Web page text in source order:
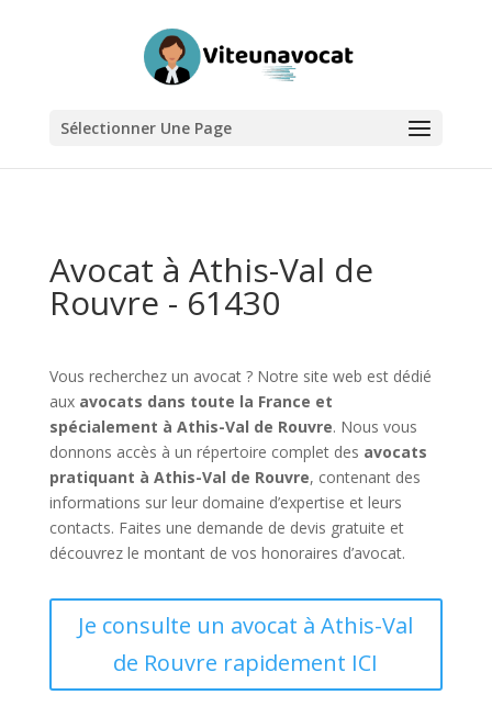
Sélectionner Une Page
Avocat à Athis-Val de
Rouvre - 61430
Vous recherchez un avocat ? Notre site web est dédié
aux avocats dans toute la France et
spécialement à Athis-Val de Rouvre. Nous vous
donnons accès à un répertoire complet des avocats
pratiquant à Athis-Val de Rouvre, contenant des
informations sur leur domaine d’expertise et leurs
contacts. Faites une demande de devis gratuite et
découvrez le montant de vos honoraires d’avocat.
Je consulte un avocat à Athis-Val
de Rouvre rapidement ICI